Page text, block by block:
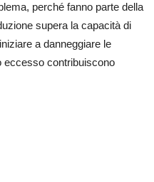
perché fanno parte della
supera la capacità di
a danneggiare le
eccesso contribuiscono